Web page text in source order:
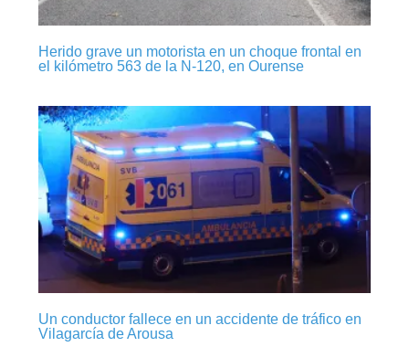
Herido grave un motorista en un choque frontal en
el kilómetro 563 de la N-120, en Ourense
Un conductor fallece en un accidente de tráfico en
Vilagarcía de Arousa